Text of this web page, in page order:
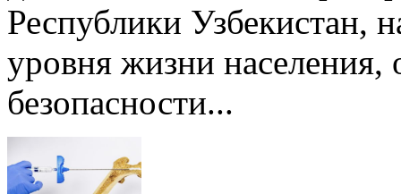
Республики Узбекистан,
уровня жизни населения,
безопасности...